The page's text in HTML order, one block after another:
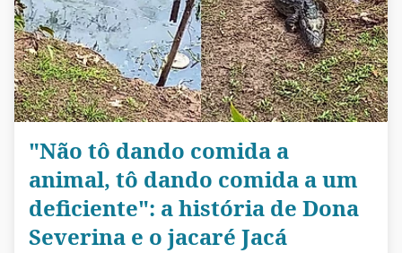
"Não tô dando comida a
animal, tô dando comida a um
deficiente": a história de Dona
Severina e o jacaré Jacá